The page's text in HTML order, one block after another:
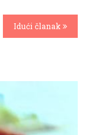
Idući članak